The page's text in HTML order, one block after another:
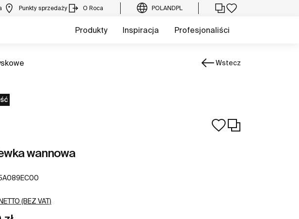
Punkty sprzedaży O Roca POLANDPL
Produkty Inspiracja Profesjonaliści
Wstecz
wannowa
(BEZ VAT)